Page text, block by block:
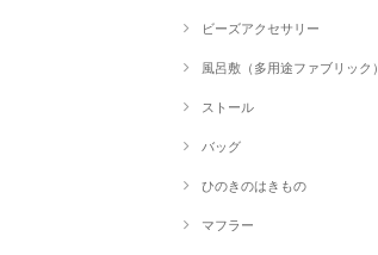
ビーズアクセサリー
風呂敷（多用途ファブリック）
ストール
バッグ
ひのきのはきもの
マフラー